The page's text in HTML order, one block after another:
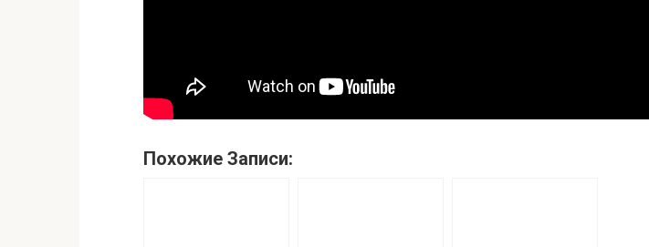
Похожие Записи: